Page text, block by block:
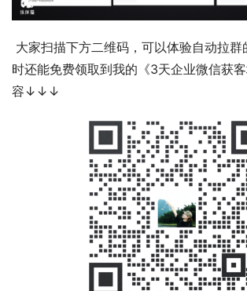
时还能免费领取到我的《3天企业微信获
容↓↓↓